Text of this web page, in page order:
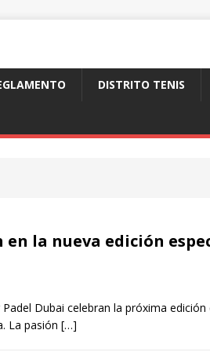
DISTRITO TENIS
en la nueva edición
Dubai celebran la próxima edición
La pasión […]